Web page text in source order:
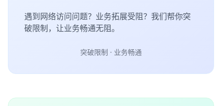
遇到网络访问问题？业务拓展受阻？我们帮你突
破限制，让业务畅通无阻。
突破限制 · 业务畅通